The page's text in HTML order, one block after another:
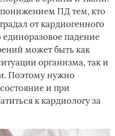
ПД тем, кто
от кардиогенного
падение
может быть как
организма, так и
Поэтому нужно
и при
к кардиологу за